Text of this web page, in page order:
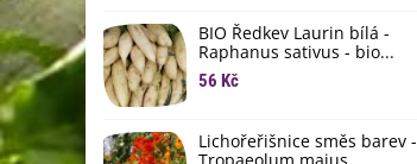
BIO Ředkev Laurin bílá -
Raphanus sativus - bio...
56 Kč
Lichořeřišnice směs barev -